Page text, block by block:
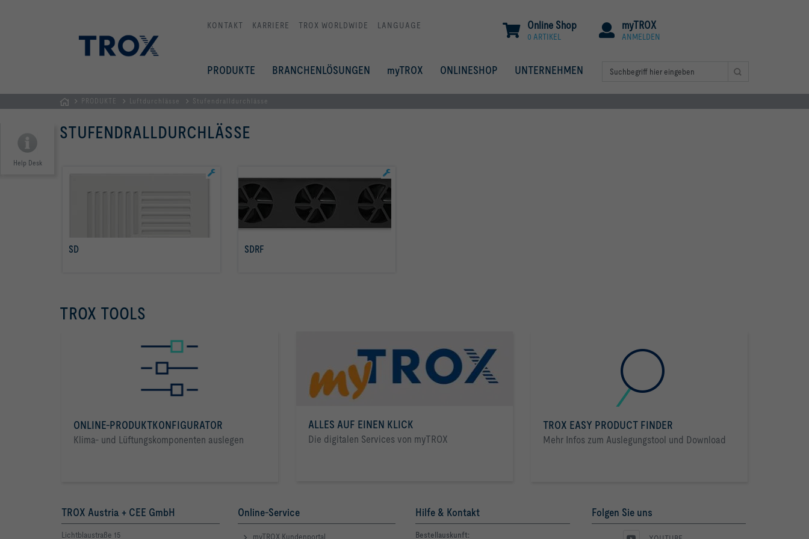
KONTAKT KARRIERE TROX WORLDWIDE LANGUAGE myTROX
ANMELDEN
Online Shop
0 ARTIKEL
PRODUKTE BRANCHENLÖSUNGEN myTROX ONLINESHOP UNTERNEHMEN
AUSTRIA
Belüftung
Räumen
PRODUKTE Luftdurchlässe Stufendralldurchlässe
Help Desk
STUFENDRALLDURCHLÄSSE
SD SDRF
TROX TOOLS
ONLINE-PRODUKTKONFIGURATOR
Klima- und Lüftungskomponenten auslegen
ALLES AUF EINEN KLICK
Die digitalen Services von myTROX
TROX EASY PRODUCT FINDER
Mehr Infos zum Auslegungstool und Download
TROX Austria + CEE GmbH
Lichtblaustraße 15
Online-Service
myTROX Kundenportal
Hilfe & Kontakt
Bestellauskunft:
Folgen Sie uns